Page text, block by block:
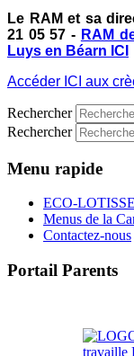
Le RAM et sa
21 05 57 - RAM
Luys en Béarn ICI
Accéder ICI aux
Rechercher
Rechercher
Menu rapide
ECO-
Menus de la
Contactez-nous
Portail Parents